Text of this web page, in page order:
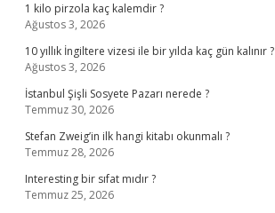
1 kilo pirzola kaç kalemdir ?
Ağustos 3, 2026
10 yıllık İngiltere vizesi ile bir yılda kaç gün kalınır ?
Ağustos 3, 2026
İstanbul Şişli Sosyete Pazarı nerede ?
Temmuz 30, 2026
Stefan Zweig’in ilk hangi kitabı okunmalı ?
Temmuz 28, 2026
Interesting bir sıfat mıdır ?
Temmuz 25, 2026